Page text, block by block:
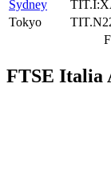
Sydney
Tokyo
FTSE Italia